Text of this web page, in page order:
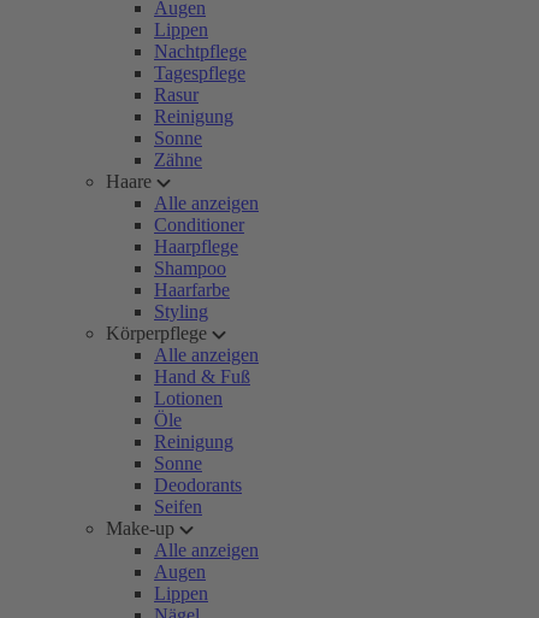
Augen
Lippen
Nachtpflege
Tagespflege
Rasur
Reinigung
Sonne
Zähne
Haare
Alle anzeigen
Conditioner
Haarpflege
Shampoo
Haarfarbe
Styling
Körperpflege
Alle anzeigen
Hand & Fuß
Lotionen
Öle
Reinigung
Sonne
Deodorants
Seifen
Make-up
Alle anzeigen
Augen
Lippen